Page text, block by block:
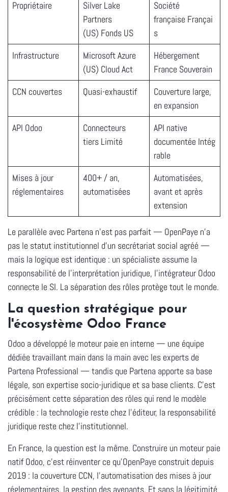
Propriétaire
Silver Lake
Partners
(US) Fonds US
Société
française Françai
s
Infrastructure
Microsoft Azure
(US) Cloud Act
Hébergement
France Souverain
CCN couvertes
Quasi-exhaustif
Couverture large,
en expansion
API Odoo
Connecteurs
tiers Limité
API native
documentée Intég
rable
Mises à jour
réglementaires
400+ / an,
automatisées
Automatisées,
avant et après
extension
Le parallèle avec Partena n'est pas parfait — OpenPaye n'a
pas le statut institutionnel d'un secrétariat social agréé —
mais la logique est identique : un spécialiste assume la
responsabilité de l'interprétation juridique, l'intégrateur Odoo
connecte le SI. La séparation des rôles protège tout le monde.
La question stratégique pour
l'écosystème Odoo France
Odoo a développé le moteur paie en interne — une équipe
dédiée travaillant main dans la main avec les experts de
Partena Professional — tandis que Partena apporte sa base
légale, son expertise socio-juridique et sa base clients. C'est
précisément cette séparation des rôles qui rend le modèle
crédible : la technologie reste chez l'éditeur, la responsabilité
juridique reste chez l'institutionnel.
En France, la question est la même. Construire un moteur paie
natif Odoo, c'est réinventer ce qu'OpenPaye construit depuis
2019 : la couverture CCN, l'automatisation des mises à jour
réglementaires, la gestion des avenants. Et sans la légitimité